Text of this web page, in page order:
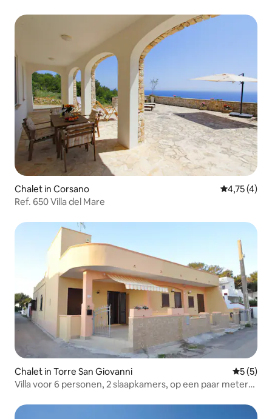
Chalet in Corsano
4,75 (4)
Ref. 650 Villa del Mare
Chalet in Torre San Giovanni
5 (5)
Villa voor 6 personen, 2 slaapkamers, op een paar meter